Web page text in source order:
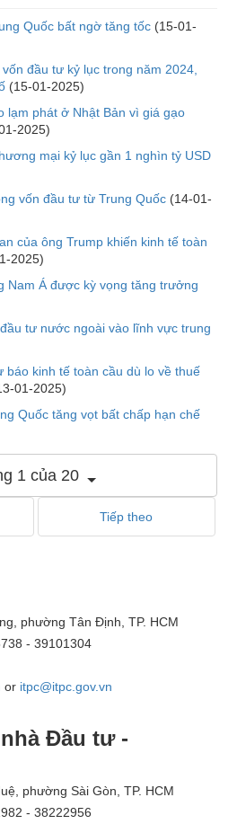
Quốc bất ngờ tăng tốc (15-01-
đầu tư kỷ lục trong năm 2024,
(15-01-2025)
lạm phát ở Nhật Bản vì giá gạo
2025)
mại kỷ lục gần 1 nghìn tỷ USD
vốn đầu tư từ Trung Quốc (14-01-
của ông Trump khiến kinh tế toàn
2025)
Nam Á được kỳ vọng tăng trưởng
tư nước ngoài vào lĩnh vực trung
báo kinh tế toàn cầu dù lo về thuế
01-2025)
Quốc tăng vọt bất chấp hạn chế
1 của 20
Tiếp theo
phường Tân Định, TP. HCM
- 39101304
or itpc@itpc.gov.vn
Đầu tư -
phường Sài Gòn, TP. HCM
- 38222956